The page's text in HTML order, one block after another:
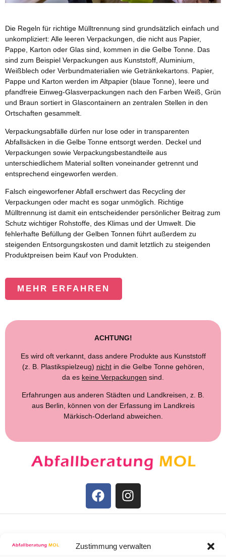
Zustimmung verwalten
Die Regeln für richtige Mülltrennung sind grundsätzlich einfach und
unkompliziert: Alle leeren Verpackungen, die nicht aus Papier,
Pappe, Karton oder Glas sind, kommen in die Gelbe Tonne. Das
sind zum Beispiel Verpackungen aus Kunststoff, Aluminium,
Weißblech oder Verbundmaterialien wie Getränkekartons. Papier,
Pappe und Karton werden im Altpapier (blaue Tonne), leere und
pfandfreie Einweg-Glasverpackungen nach den Farben Weiß, Grün
und Braun sortiert in Glascontainern an zentralen Stellen in den
Ortschaften gesammelt.
Verpackungsabfälle dürfen nur lose oder in transparenten
Abfallsäcken in die Gelbe Tonne entsorgt werden. Deckel und
Verpackungen sowie Verpackungsbestandteile aus
unterschiedlichem Material sollten voneinander getrennt und
entsprechend eingeworfen werden.
Falsch eingeworfener Abfall erschwert das Recycling der
Verpackungen oder macht es sogar unmöglich. Richtige
Mülltrennung ist damit ein entscheidender persönlicher Beitrag zum
Schutz wichtiger Rohstoffe, des Klimas und der Umwelt. Die
fehlerhafte Befüllung der Gelben Tonnen führt außerdem zu
steigenden Entsorgungskosten und damit letztlich zu steigenden
Produktpreisen beim Kauf von Produkten.
MEHR ERFAHREN
ACHTUNG!
Es wird oft verkannt, dass andere Produkte aus Kunststoff
(z. B. Plastikspielzeug) nichtin die Gelbe Tonne gehören,
da es keine Verpackungen sind.
Erfahrungen aus anderen Städten und Landkreisen, z. B.
aus Berlin, können von der Erfassung im Landkreis
Märkisch-Oderland abweichen.